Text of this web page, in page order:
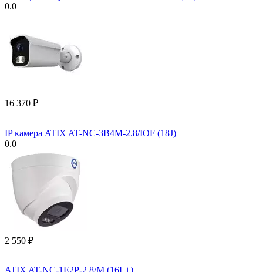
0.0
16 370 ₽
IP камера ATIX AT-NC-3B4M-2.8/IOF (18J)
0.0
2 550 ₽